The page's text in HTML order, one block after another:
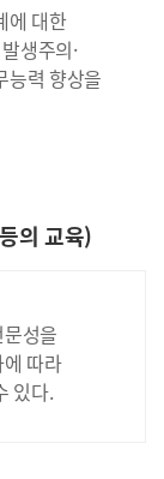
에 대한
생주의·
능력 향상을
의 교육)
성을
따라
있다.